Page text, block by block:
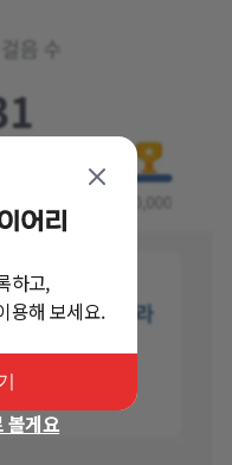
하고,
용해 보세요.
볼게요